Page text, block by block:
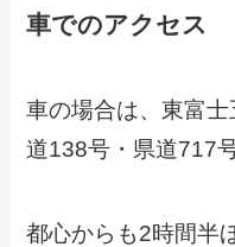
車でのアクセス
車の場合は、東富
道138号・県道717
都心からも2時間半